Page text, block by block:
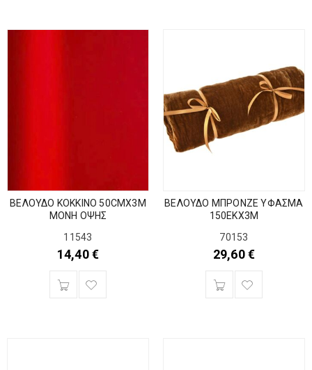
ΒΕΛΟΥΔΟ ΚΟΚΚΙΝΟ 50CMX3M
ΜΟΝΗ ΟΨΗΣ
11543
14,40€
ΒΕΛΟΥΔΟ ΜΠΡΟΝΖΕ ΥΦΑΣΜΑ
150ΕΚΧ3Μ
70153
29,60€